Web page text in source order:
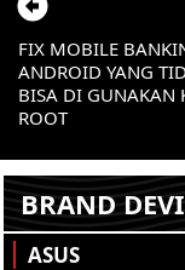
FIX MOBILE
ANDROID YANG
BISA DI GUNAKAN
ROOT
BRAND
ASUS